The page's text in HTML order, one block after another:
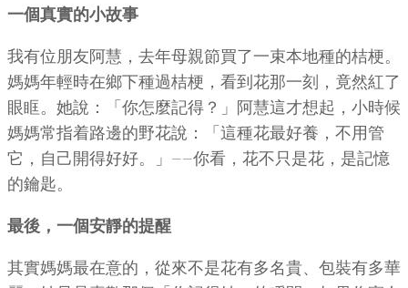
一個真實的小故事
我有位朋友阿慧，去年母親節買了一束本地種的桔梗。
媽媽年輕時在鄉下種過桔梗，看到花那一刻，竟然紅了
眼眶。她說：「你怎麼記得？」阿慧這才想起，小時候
媽媽常指着路邊的野花說：「這種花最好養，不用管
它，自己開得好好。」——你看，花不只是花，是記憶
的鑰匙。
最後，一個安靜的提醒
其實媽媽最在意的，從來不是花有多名貴、包裝有多華